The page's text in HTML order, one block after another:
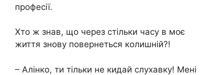
професії.
Хто ж знав, що через стільки часу в моє
життя знову повернеться колишній?!
– Алінко, ти тільки не кидай слухавку! Мені